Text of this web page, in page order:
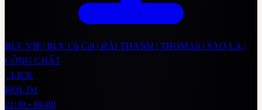
BLV VIP | BLV Củ Cải | HẢI THANH | THOMAS | SAO LA |
CÔNG CHẤT
CLICK
HOL D1
21:30 • 08-08